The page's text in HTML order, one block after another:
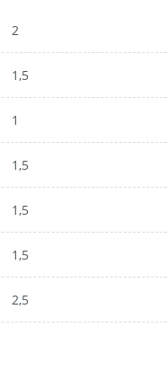
2
1,5
1
1,5
1,5
1,5
2,5